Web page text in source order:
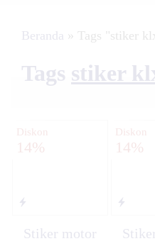
Beranda » Tags "stiker
Tags stiker
Diskon
14%
Stiker motor
Diskon
14%